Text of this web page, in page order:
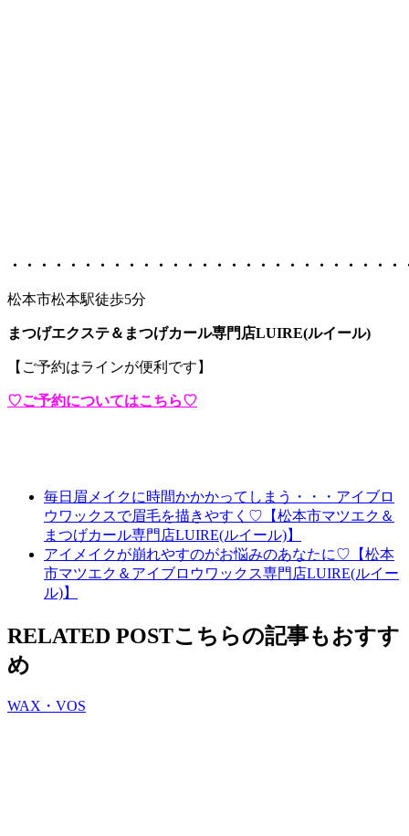
・・・・・・・・・・・・・・・・・・・・・・・・・・・
松本市松本駅徒歩5分
まつげエクステ＆まつげカール専門店LUIRE(ルイール)
【ご予約はラインが便利です】
♡ご予約についてはこちら♡
毎日眉メイクに時間かかかってしまう・・・アイブロ
ウワックスで眉毛を描きやすく♡【松本市マツエク＆
まつげカール専門店LUIRE(ルイール)】
アイメイクが崩れやすのがお悩みのあなたに♡【松本
市マツエク＆アイブロウワックス専門店LUIRE(ルイー
ル)】
RELATED POSTこちらの記事もおすす
め
WAX・VOS